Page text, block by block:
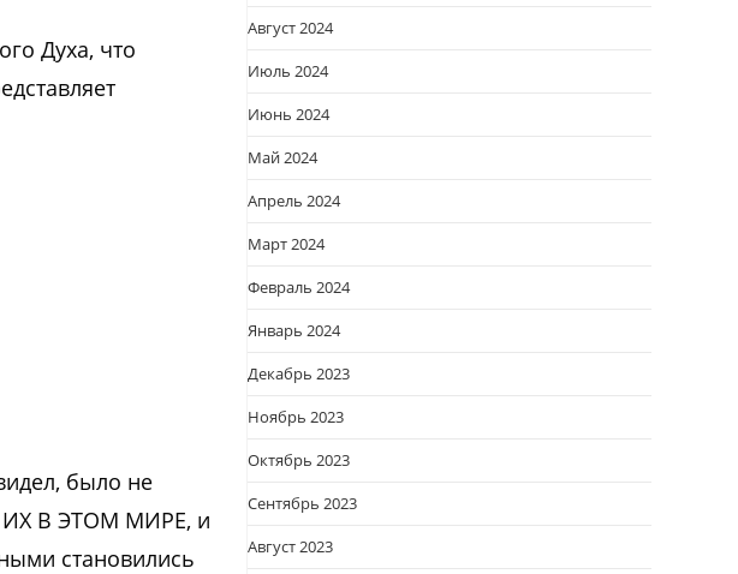
Духа, что
было не
ИХ В ЭТОМ МИРЕ, и
становились
Август 2024
Июль 2024
Июнь 2024
Май 2024
Апрель 2024
Март 2024
Февраль 2024
Январь 2024
Декабрь 2023
Ноябрь 2023
Октябрь 2023
Сентябрь 2023
Август 2023